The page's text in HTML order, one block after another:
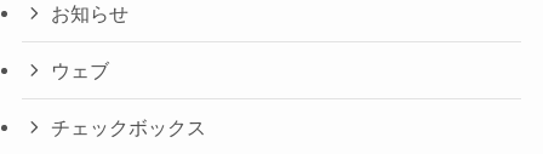
お知らせ
ウェブ
チェックボックス